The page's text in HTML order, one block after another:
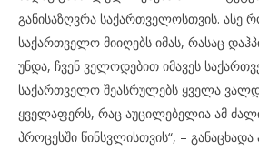
განისაზღვრა საქართველოსთვის. ასე
საქართველო მიიღებს იმას, რასაც
უნდა, ჩვენ ველოდებით იმავეს
საქართველო შეასრულებს ყველა
ყველაფერს, რაც აუცილებელია ამ
პროცესში წინსვლისთვის“, – განაცხადა